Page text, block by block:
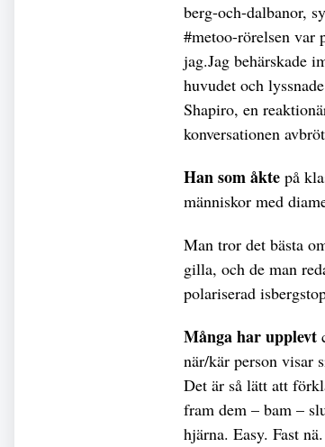
berg-och-dalbanor,
#metoo-rörelsen var
jag.Jag behärskade
huvudet och
Shapiro, en
konversationen
Han som åkte på
människor med
Man tror det bästa
gilla, och de man
polariserad
Många har upplevt
när/kär person visar
Det är så lätt att
fram dem – bam –
hjärna. Easy. Fast nä.